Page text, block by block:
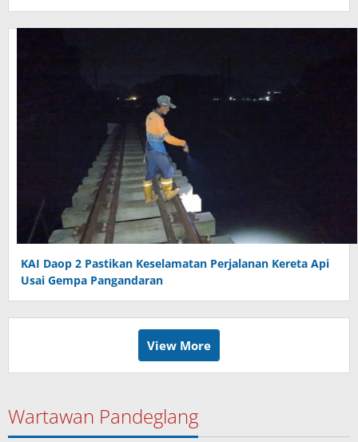
KAI Daop 2 Pastikan Keselamatan Perjalanan Kereta Api
Usai Gempa Pangandaran
View More
Wartawan Pandeglang